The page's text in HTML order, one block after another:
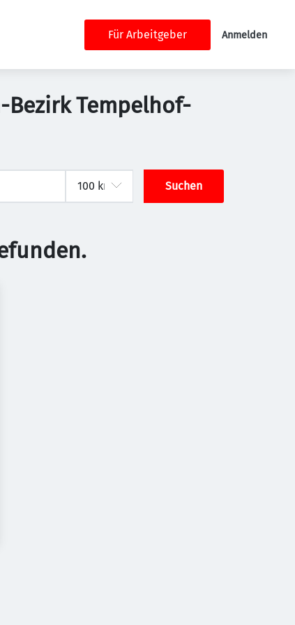
Für Arbeitgeber Anmelden
Tempelhof-
Suchen